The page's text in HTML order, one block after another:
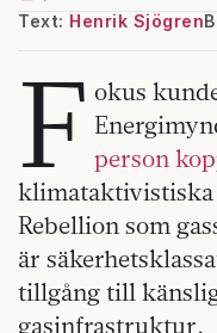
Text: Henrik Sjögren
F okus
person
Rebellion som
är
tillgång till
gasinfrastruktur.